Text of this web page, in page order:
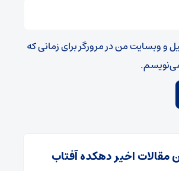
و وبسایت من در مرورگر برای زمانی که
مقالات اخیر دهکده آفتاب